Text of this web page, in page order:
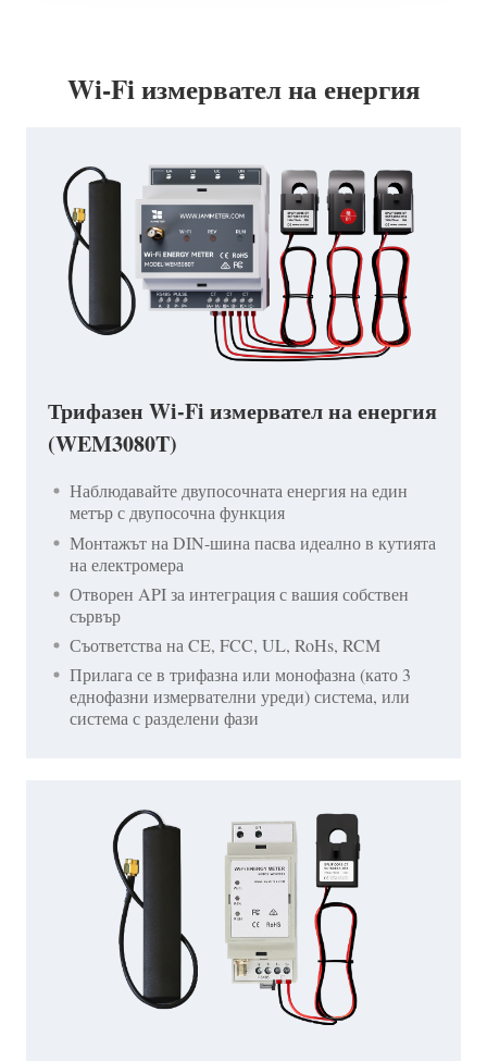
Wi-Fi измервател на енергия
Трифазен Wi-Fi измервател на енергия
(WEM3080T)
Наблюдавайте двупосочната енергия на един
метър с двупосочна функция
Монтажът на DIN-шина пасва идеално в кутията
на електромера
Отворен API за интеграция с вашия собствен
сървър
Съответства на CE, FCC, UL, RoHs, RCM
Прилага се в трифазна или монофазна (като 3
еднофазни измервателни уреди) система, или
система с разделени фази